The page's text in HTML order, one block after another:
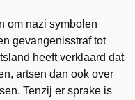
om nazi symbolen
gevangenisstraf tot
heeft verklaard dat
artsen dan ook over
Tenzij er sprake is